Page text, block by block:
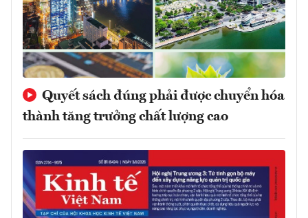
Quyết sách đúng phải được chuyển hóa
thành tăng trưởng chất lượng cao